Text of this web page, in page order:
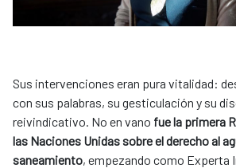
Sus intervenciones eran pura vitalidad:
con sus palabras, su gesticulación y su
reivindicativo. No en vano fue la primera
las Naciones Unidas sobre el derecho al
saneamiento, empezando como Experta